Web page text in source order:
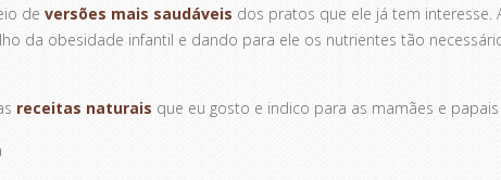
de versões mais saudáveis dos pratos que ele já tem interesse.
da obesidade infantil e dando para ele os nutrientes tão
receitas naturais que eu gosto e indico para as mamães e